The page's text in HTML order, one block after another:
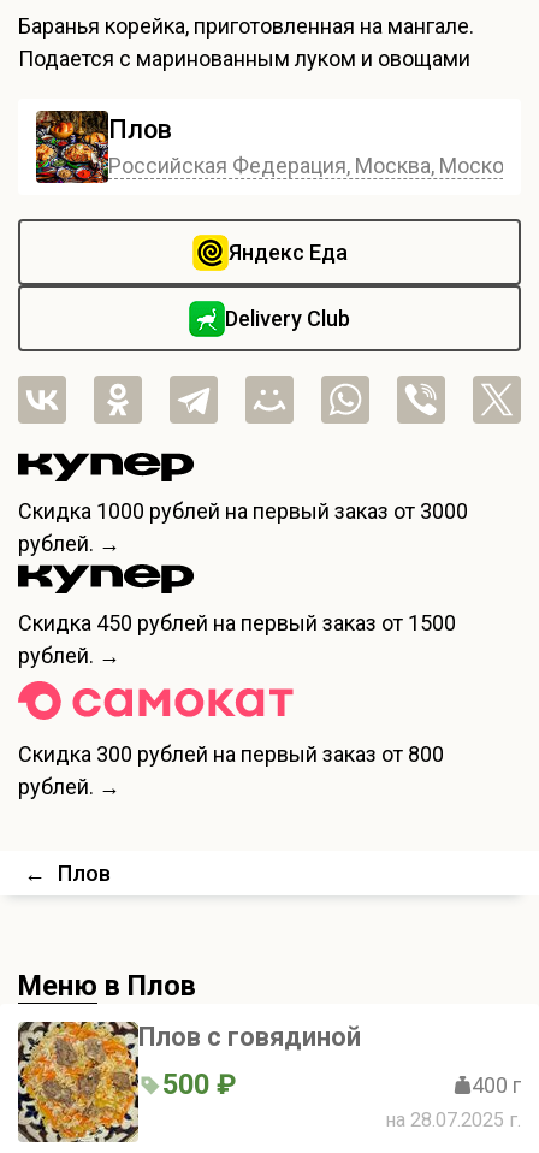
Баранья корейка, приготовленная на мангале.
Подается с маринованным луком и овощами
Плов
Российская Федерация, Москва,
Яндекс Еда
Delivery Club
Скидка 1000 рублей на первый заказ от 3000
рублей. →
Скидка 450 рублей на первый заказ от 1500
рублей. →
Скидка 300 рублей на первый заказ от 800
рублей. →
← Плов
Меню в Плов
Плов с говядиной
500 ₽ 400 г
на 28.07.2025 г.